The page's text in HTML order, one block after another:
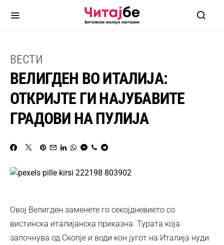
ВЕСТИ
ВЕЛИГДЕН ВО ИТАЛИЈА:
ОТКРИЈТЕ ГИ НАЈУБАВИТЕ
ГРАДОВИ НА ПУЛИЈА
Овој Велигден заменете го секојдневието со
вистинска италијанска приказна. Турата која
започнува од Скопје и води кон југот на Италија нуди